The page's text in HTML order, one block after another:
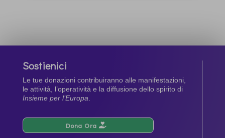
Sostienici
Le tue donazioni contribuiranno alle manifestazioni,
le attività, l’operatività e la diffusione dello spirito di
Insieme per l’Europa.
Dona Ora